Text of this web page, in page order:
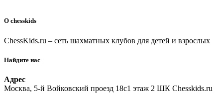
О chesskids
ChessKids.ru – сеть шахматных клубов для детей и взрослых
Найдите нас
Адрес
Москва, 5-й Войковский проезд 18с1 этаж 2 ШК Chesskids.ru